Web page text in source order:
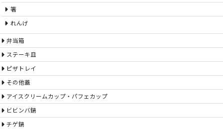
箸
れんげ
弁当箱
ステーキ皿
ピザトレイ
その他蓋
アイスクリームカップ・パフェカップ
ビビンバ鍋
チゲ鍋